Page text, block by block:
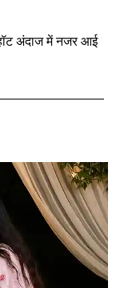
अंदाज में नजर आई